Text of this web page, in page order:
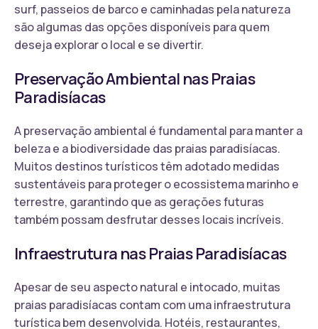
surf, passeios de barco e caminhadas pela natureza
são algumas das opções disponíveis para quem
deseja explorar o local e se divertir.
Preservação Ambiental nas Praias
Paradisíacas
A preservação ambiental é fundamental para manter a
beleza e a biodiversidade das praias paradisíacas.
Muitos destinos turísticos têm adotado medidas
sustentáveis para proteger o ecossistema marinho e
terrestre, garantindo que as gerações futuras
também possam desfrutar desses locais incríveis.
Infraestrutura nas Praias Paradisíacas
Apesar de seu aspecto natural e intocado, muitas
praias paradisíacas contam com uma infraestrutura
turística bem desenvolvida. Hotéis, restaurantes,